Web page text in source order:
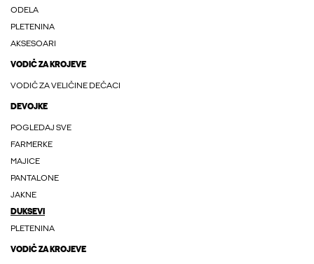
ODELA
PLETENINA
AKSESOARI
VODIČ ZA KROJEVE
VODIČ ZA VELIČINE DEČACI
DEVOJKE
POGLEDAJ SVE
FARMERKE
MAJICE
PANTALONE
JAKNE
DUKSEVI
PLETENINA
VODIČ ZA KROJEVE